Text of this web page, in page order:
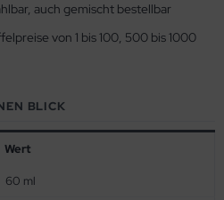
auch gemischt bestellbar
von 1 bis 100, 500 bis 1000
BLICK
Wert
60 ml